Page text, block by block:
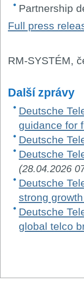
Partnership
Full press
RM-SYSTÉM,
Další zprávy
Deutsche
guidance for
Deutsche
Deutsche
(28.04.2026
Deutsche
strong
Deutsche
global telco